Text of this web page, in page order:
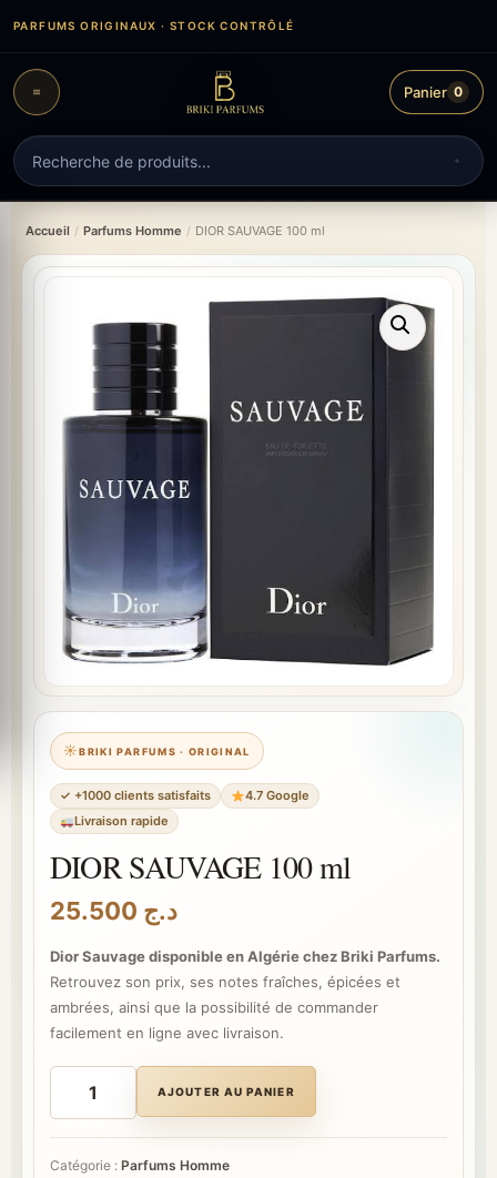
contenu
PARFUMS ORIGINAUX · STOCK CONTRÔLÉ
Recherche
de
produits
Panier 0
Accueil / Parfums Homme / DIOR SAUVAGE 100 ml
BRIKI PARFUMS · ORIGINAL
✓ +1000 clients satisfaits
4.7 Google
Livraison rapide
DIOR SAUVAGE 100 ml
د.ج
Dior Sauvage disponible en Algérie chez Briki Parfums.
Retrouvez son prix, ses notes fraîches, épicées et
ambrées, ainsi que la possibilité de commander
facilement en ligne avec livraison.
quantité
100
ml
AJOUTER AU PANIER
Catégorie : Parfums Homme